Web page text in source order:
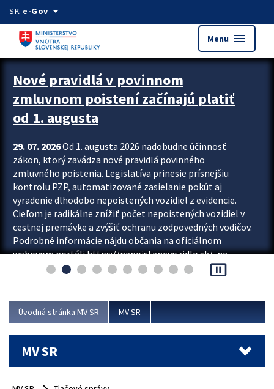
Preskocit na hlavný obsah
SK e-Govarrow_drop_down
Menu menu
Zastavit automatický posun upútavok
Nové pravidlá v povinnom
zmluvnom poistení začínajú platiť
od 1. augusta
29. 07. 2026Od 1. augusta 2026 nadobudne účinnosť
zákon, ktorý zavádza nové pravidlá povinného
zmluvného poistenia. Legislatíva prinesie prísnejšiu
kontrolu PZP, automatizované zasielanie pokút aj
vyradenie dlhodobo nepoistených vozidiel z evidencie.
Cieľom je radikálne znížiť počet nepoistených vozidiel v
cestnej premávke a zvýšiť ochranu zodpovedných vodičov.
Podrobné informácie nájdu občania na oficiálnom
webovom portáli https://nepoistenevozidlo.sk/, na
ktorom od augusta pribudne aj možnosť overiť si...
pause_presentation
Úvodná stránka MV SR MV SR
MV SR